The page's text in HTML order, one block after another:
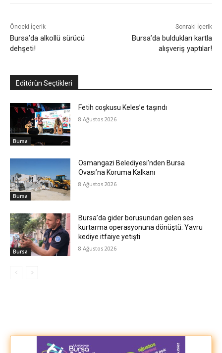
Önceki İçerik
Bursa’da alkollü sürücü
dehşeti!
Sonraki İçerik
Bursa’da buldukları kartla
alışveriş yaptılar!
Editörün Seçtikleri
Bursa
Fetih coşkusu Keles’e taşındı
8 Ağustos 2026
Bursa
Osmangazi Belediyesi’nden Bursa
Ovası’na Koruma Kalkanı
8 Ağustos 2026
Bursa
Bursa’da gider borusundan gelen ses
kurtarma operasyonuna dönüştü: Yavru
kediye itfaiye yetişti
8 Ağustos 2026